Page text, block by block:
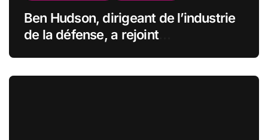
Ben Hudson, dirigeant de l’industrie
de la défense, a rejoint